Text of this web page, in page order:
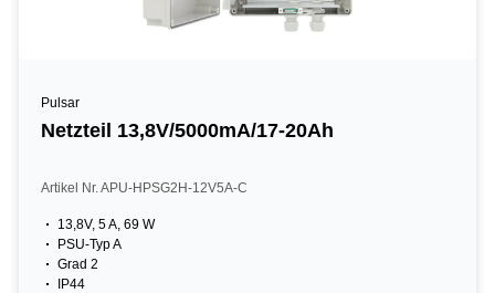
Pulsar
Netzteil 13,8V/5000mA/17-20Ah
Artikel Nr. APU-HPSG2H-12V5A-C
13,8V, 5 A, 69 W
PSU-Typ A
Grad 2
IP44